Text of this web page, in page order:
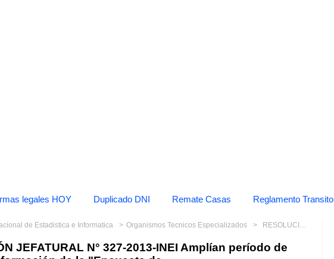
legales HOY Duplicado DNI Remate Casas Reglamento Transito
de Estadistica e Informatica Organismos Tecnicos Especializados RESOLUCIÓN JEFATURAL N° 327-2013-INEI Amplían período de recojo de información de la "Encuesta de
JEFATURAL N° 327-2013-INEI Amplían período de